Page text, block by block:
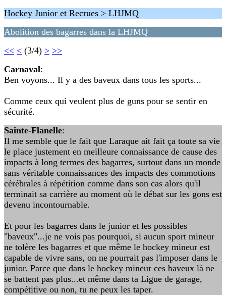
Hockey Junior et Recrues > LHJMQ
Abolition des bagarres dans la LHJMQ
<< < (3/4) > >>
Carnaval:
Ben voyons... Il y a des baveux dans tous les sports...
Comme ceux qui veulent plus de guns pour se sentir en
sécurité.
Sainte-Flanelle:
Il me semble que le fait que Laraque ait fait ça toute sa vie
le place justement en meilleure connaissance de cause des
impacts à long termes des bagarres, surtout dans un monde
sans véritable connaissances des impacts des commotions
cérébrales à répétition comme dans son cas alors qu'il
terminait sa carrière au moment où le débat sur les gons est
devenu incontournable.
Et pour les bagarres dans le junior et les possibles
"baveux"...je ne vois pas pourquoi, si aucun sport mineur
ne tolère les bagarres et que même le hockey mineur est
capable de vivre sans, on ne pourrait pas l'imposer dans le
junior. Parce que dans le hockey mineur ces baveux là ne
se battent pas plus...et même dans ta Ligue de garage,
compétitive ou non, tu ne peux les taper.